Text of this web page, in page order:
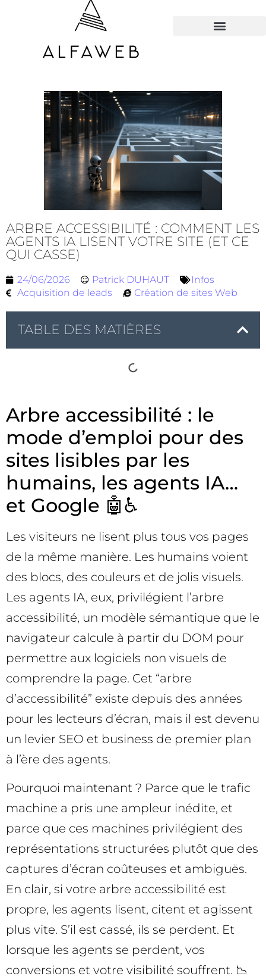
ARBRE ACCESSIBILITÉ : COMMENT LES
AGENTS IA LISENT VOTRE SITE (ET CE
QUI CASSE)
24/06/2026 Patrick DUHAUT
Infos
Acquisition de leads
Création de sites Web
TABLE DES MATIÈRES
Arbre accessibilité : le
mode d’emploi pour des
sites lisibles par les
humains, les agents IA…
et Google 🤖♿
Les visiteurs ne lisent plus tous vos pages
de la même manière. Les humains voient
des blocs, des couleurs et de jolis visuels.
Les agents IA, eux, privilégient l’arbre
accessibilité, un modèle sémantique que le
navigateur calcule à partir du DOM pour
permettre aux logiciels non visuels de
comprendre la page. Cet “arbre
d’accessibilité” existe depuis des années
pour les lecteurs d’écran, mais il est devenu
un levier SEO et business de premier plan
à l’ère des agents.
Pourquoi maintenant ? Parce que le trafic
machine a pris une ampleur inédite, et
parce que ces machines privilégient des
représentations structurées plutôt que des
captures d’écran coûteuses et ambiguës.
En clair, si votre arbre accessibilité est
propre, les agents lisent, citent et agissent
plus vite. S’il est cassé, ils se perdent. Et
lorsque les agents se perdent, vos
conversions et votre visibilité souffrent. 📉